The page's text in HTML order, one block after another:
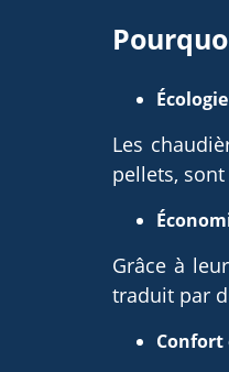
Les
pellets,
Grâce à
traduit par
Confort